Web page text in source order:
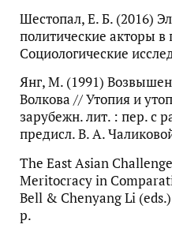
Шестопал, Е. Б. (2016)
политические акторы в
Социологические
Янг, М. (1991)
Волкова // Утопия и
зарубежн. лит. : пер. с
предисл. В. А.
The East Asian
Meritocracy in
Bell & Chenyang Li
p.